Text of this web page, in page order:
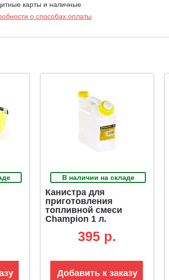
карты и наличные
о способах оплаты
В наличии на складе
Канистра для
приготовления
топливной смеси
Champion 1 л.
395 p.
Добавить к заказу